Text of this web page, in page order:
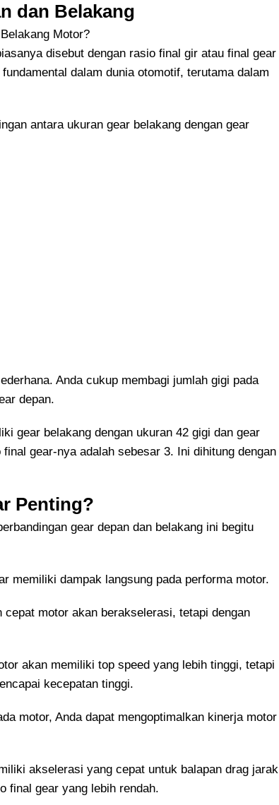
dan Belakang
disebut dengan rasio final gir atau final gear
dalam dunia otomotif, terutama dalam
antara ukuran gear belakang dengan gear
Anda cukup membagi jumlah gigi pada
depan.
gear belakang dengan ukuran 42 gigi dan gear
gear-nya adalah sebesar 3. Ini dihitung dengan
Penting?
gear depan dan belakang ini begitu
memiliki dampak langsung pada performa motor.
motor akan berakselerasi, tetapi dengan
akan memiliki top speed yang lebih tinggi, tetapi
kecepatan tinggi.
motor, Anda dapat mengoptimalkan kinerja motor
akselerasi yang cepat untuk balapan drag jarak
final gear yang lebih rendah.